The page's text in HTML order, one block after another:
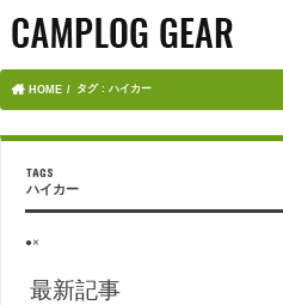
HOME タグ : ハイカー
ハイカー
●×
最新記事